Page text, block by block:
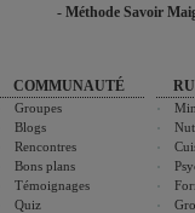
- Méthode Savoir
COMMUNAUTÉ
Groupes
Blogs
Rencontres
Bons plans
Témoignages
Quiz